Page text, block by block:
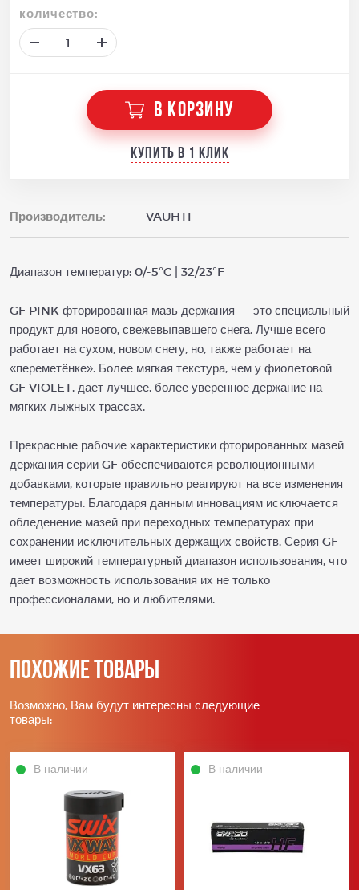
количество:
В КОРЗИНУ
Купить в 1 клик
Производитель: VAUHTI
Диапазон температур: 0/-5°C | 32/23°F
GF PINK фторированная мазь держания — это специальный
продукт для нового, свежевыпавшего снега. Лучше всего
работает на сухом, новом снегу, но, также работает на
«переметёнке». Более мягкая текстура, чем у фиолетовой
GF VIOLET, дает лучшее, более уверенное держание на
мягких лыжных трассах.
Прекрасные рабочие характеристики фторированных мазей
держания серии GF обеспечиваются революционными
добавками, которые правильно реагируют на все изменения
температуры. Благодаря данным инновациям исключается
обледенение мазей при переходных температурах при
сохранении исключительных держащих свойств. Серия GF
имеет широкий температурный диапазон использования, что
дает возможность использования их не только
профессионалами, но и любителями.
Похожие товары
Возможно, Вам будут интересны следующие
товары:
В наличии В наличии